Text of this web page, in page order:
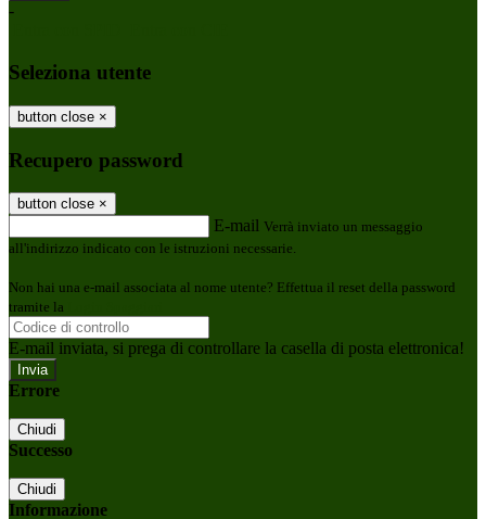
-
Seleziona utente
button close ×
Recupero password
button close ×
E-mail Verrà inviato un messaggio
all'indirizzo indicato con le istruzioni necessarie.
Non hai una e-mail associata al nome utente? Effettua il reset della password
tramite la
E-mail inviata, si prega di controllare la casella di posta elettronica!
Errore
Chiudi
Successo
Chiudi
Informazione